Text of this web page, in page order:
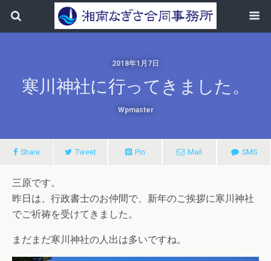
2018年1月7日
寒川神社に行ってきました。
Wpmaster
Share Tweet Pin Mail SMS
三原です。
昨日は、行政書士のお仲間で、新年のご挨拶に寒川神社
でご祈祷を受けてきました。
まだまだ寒川神社の人出は多いですね。